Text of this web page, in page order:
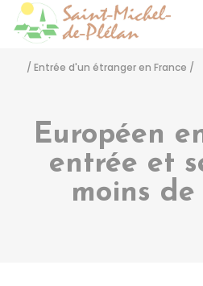
/ Entrée d'un étranger en France /
Européen
entrée et
moins de